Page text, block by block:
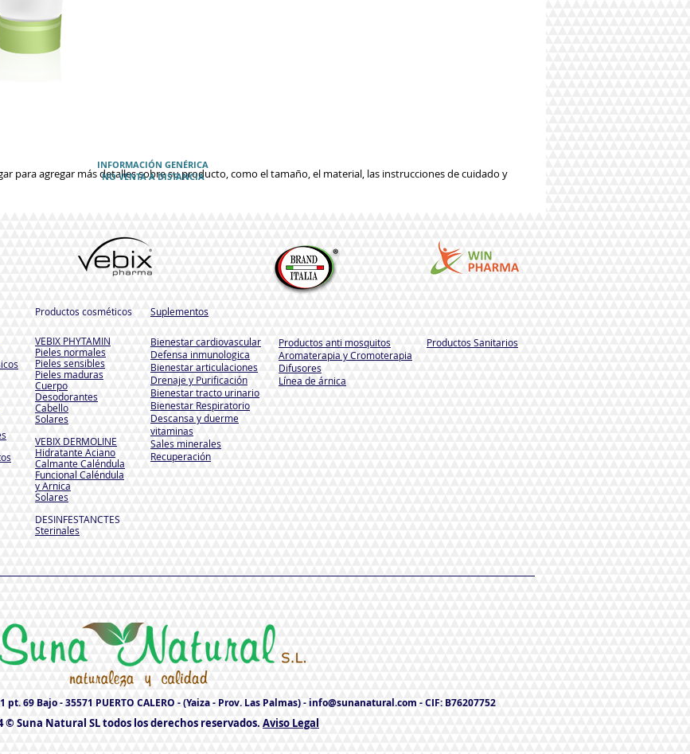
para agregar más detalles sobre su producto, como el tamaño, el material, las instrucciones de cuidado y
INFORMACIÓN GENÉRICA
NO VENTA A DISTANCIA
Productos cosméticos Suplementos
VEBIX PHYTAMIN
Pieles normales
Pieles sensibles
Pieles maduras
Cuerpo
Desodorantes
Cabello
Solares
VEBIX DERMOLINE
Hidratante Aciano
Calmante Caléndula
Funcional Caléndula
y Arnica
Solares
DESINFESTANCTES
Sterinales
Bienestar cardiovascular
Defensa inmunologica
Bienestar articulaciones
Drenaje y Purificación
Bienestar tracto urinario
Bienestar Respiratorio
Descansa y duerme
vitaminas
Sales minerales
Recuperación
Productos anti mosquitos
Aromaterapia y Cromoterapia
Difusores
Línea de árnica
Productos Sanitarios
69 Bajo - 35571 PUERTO CALERO - (Yaiza - Prov. Las Palmas) - info@sunanatural.com - CIF: B76207752
© Suna Natural SL todos los derechos reservados. Aviso Legal